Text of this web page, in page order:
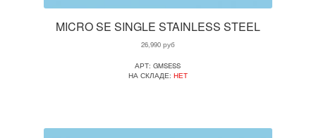
MICRO SE SINGLE STAINLESS STEEL
26,990руб
АРТ: GMSESS
НА СКЛАДЕ: НЕТ